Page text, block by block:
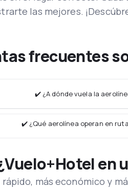
las mejores.
frecuentes
✔️ ¿A dónde vuela la
✔️ ¿Qué aerolínea operan en
en
rápido, más económico y